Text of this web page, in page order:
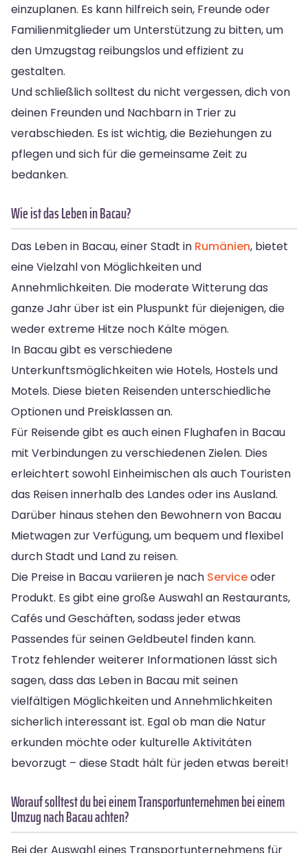
einzuplanen. Es kann hilfreich sein, Freunde oder
Familienmitglieder um Unterstützung zu bitten, um
den Umzugstag reibungslos und effizient zu
gestalten.
Und schließlich solltest du nicht vergessen, dich von
deinen Freunden und Nachbarn in Trier zu
verabschieden. Es ist wichtig, die Beziehungen zu
pflegen und sich für die gemeinsame Zeit zu
bedanken.
Wie ist das Leben in Bacau?
Das Leben in Bacau, einer Stadt in Rumänien, bietet
eine Vielzahl von Möglichkeiten und
Annehmlichkeiten. Die moderate Witterung das
ganze Jahr über ist ein Pluspunkt für diejenigen, die
weder extreme Hitze noch Kälte mögen.
In Bacau gibt es verschiedene
Unterkunftsmöglichkeiten wie Hotels, Hostels und
Motels. Diese bieten Reisenden unterschiedliche
Optionen und Preisklassen an.
Für Reisende gibt es auch einen Flughafen in Bacau
mit Verbindungen zu verschiedenen Zielen. Dies
erleichtert sowohl Einheimischen als auch Touristen
das Reisen innerhalb des Landes oder ins Ausland.
Darüber hinaus stehen den Bewohnern von Bacau
Mietwagen zur Verfügung, um bequem und flexibel
durch Stadt und Land zu reisen.
Die Preise in Bacau variieren je nach Serviceoder
Produkt. Es gibt eine große Auswahl an Restaurants,
Cafés und Geschäften, sodass jeder etwas
Passendes für seinen Geldbeutel finden kann.
Trotz fehlender weiterer Informationen lässt sich
sagen, dass das Leben in Bacau mit seinen
vielfältigen Möglichkeiten und Annehmlichkeiten
sicherlich interessant ist. Egal ob man die Natur
erkunden möchte oder kulturelle Aktivitäten
bevorzugt – diese Stadt hält für jeden etwas bereit!
Worauf solltest du bei einem Transportunternehmen bei einem
Umzug nach Bacau achten?
Bei der Auswahl eines Transportunternehmens für